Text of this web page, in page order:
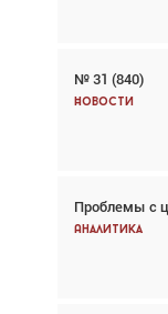
№ 31 (840)
Новости
Проблемы с
Аналитика
Авиационный
говорит сама
Впервые с
снижается